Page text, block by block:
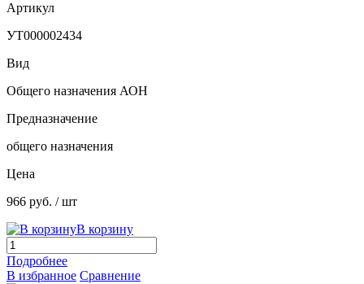
Артикул
УТ000002434
Вид
Общего назначения АОН
Предназначение
общего назначения
Цена
966 руб. / шт
В корзину
Подробнее
В избранное Сравнение